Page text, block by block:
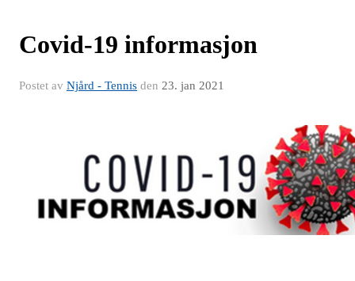
Covid-19 informasjon
Postet av Njård - Tennis den 23. jan 2021